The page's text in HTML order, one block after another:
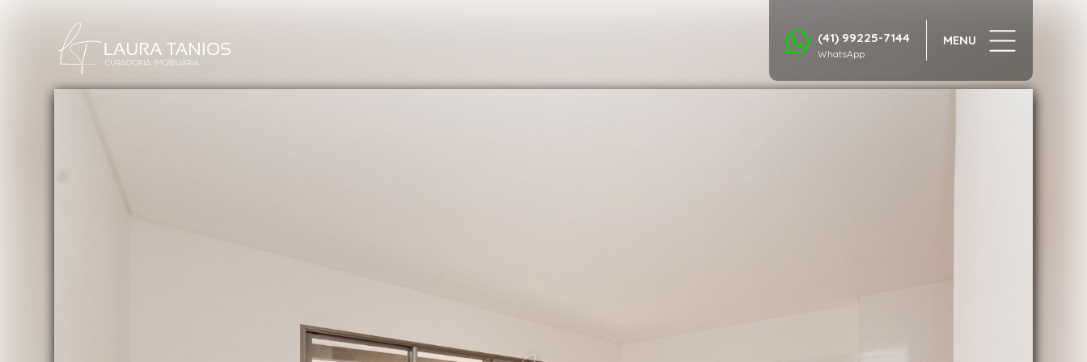
(41) 99225-7144
WhatsApp
MENU